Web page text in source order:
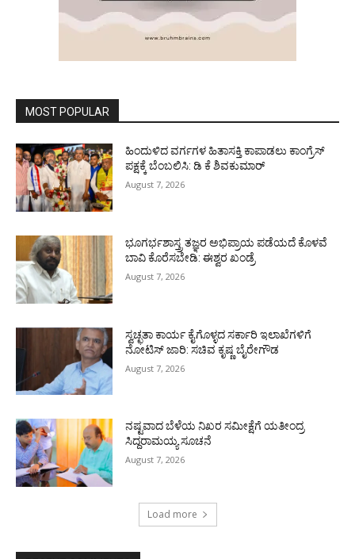
MOST POPULAR
ಹಿಂದುಳಿದ ವರ್ಗಗಳ ಹಿತಾಸಕ್ತಿ ಕಾಪಾಡಲು ಕಾಂಗ್ರೆಸ್
ಪಕ್ಷಕ್ಕೆ ಬೆಂಬಲಿಸಿ: ಡಿ ಕೆ ಶಿವಕುಮಾರ್
August 7, 2026
ಭೂಗರ್ಭಶಾಸ್ತ್ರ ತಜ್ಞರ ಅಭಿಪ್ರಾಯ ಪಡೆಯದೆ ಕೊಳವೆ
ಬಾವಿ ಕೊರೆಸಬೇಡಿ: ಈಶ್ವರ ಖಂಡ್ರೆ
August 7, 2026
ಸ್ವಚ್ಛತಾ ಕಾರ್ಯ ಕೈಗೊಳ್ಳದ ಸರ್ಕಾರಿ ಇಲಾಖೆಗಳಿಗೆ
ನೋಟಿಸ್ ಜಾರಿ: ಸಚಿವ ಕೃಷ್ಣ ಬೈರೇಗೌಡ
August 7, 2026
ನಷ್ಟವಾದ ಬೆಳೆಯ ನಿಖರ ಸಮೀಕ್ಷೆಗೆ ಯತೀಂದ್ರ
ಸಿದ್ದರಾಮಯ್ಯ ಸೂಚನೆ
August 7, 2026
Load more